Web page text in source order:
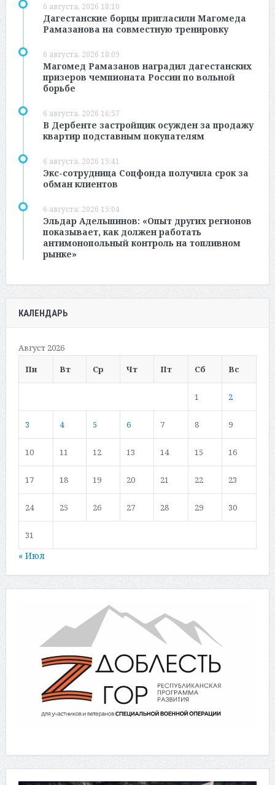
6 августа, 2026 18:10
Дагестанские борцы пригласили Магомеда
Рамазанова на совместную тренировку
6 августа, 2026 18:09
Магомед Рамазанов наградил дагестанских
призеров чемпионата России по вольной
борьбе
6 августа, 2026 16:57
В Дербенте застройщик осужден за продажу
квартир подставным покупателям
6 августа, 2026 15:41
Экс-сотрудница Соцфонда получила срок за
обман клиентов
6 августа, 2026 15:04
Эльдар Адельшинов: «Опыт других регионов
показывает, как должен работать
антимонопольный контроль на топливном
рынке»
КАЛЕНДАРЬ
Август 2026
Пн
Вт Ср Чт Пт Сб Вс
1 2
3 4 5 6 7 8 9
10 11 12 13 14 15 16
17 18 19 20 21 22 23
24 25 26 27 28 29 30
31
« Июл